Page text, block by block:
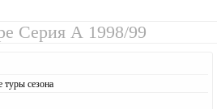
Серия А 1998/99
туры сезона